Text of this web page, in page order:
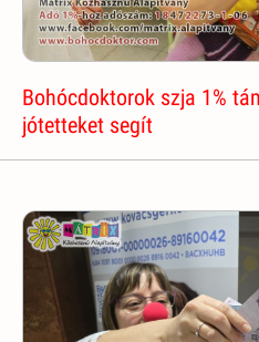
Bohócdoktorok szja 1%
jótetteket segít